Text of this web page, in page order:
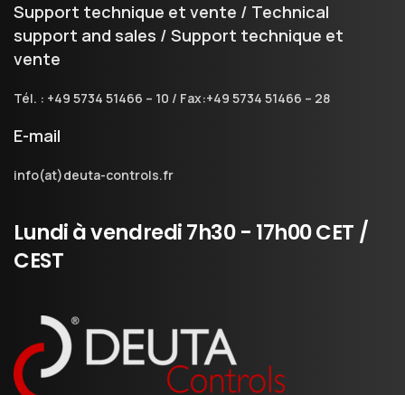
Support technique et vente / Technical
support and sales / Support technique et
vente
Tél. : +49 5734 51466 – 10 / Fax:+49 5734 51466 – 28
E-mail
info(at)deuta-controls.fr
Lundiàvendredi7h30 - 17h00CET /
CEST